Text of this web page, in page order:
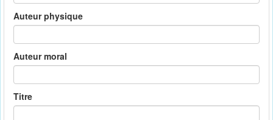
Auteur physique
Auteur moral
Titre